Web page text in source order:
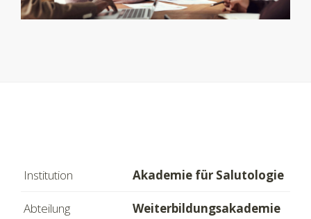
Institution Akademie für Salutologie
Abteilung Weiterbildungsakademie